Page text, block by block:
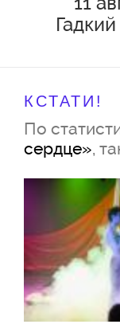
КСТАТИ!
По
сердце»,